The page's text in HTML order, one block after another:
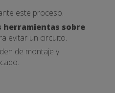
este proceso.
herramientas sobre
evitar un circuito.
de montaje y